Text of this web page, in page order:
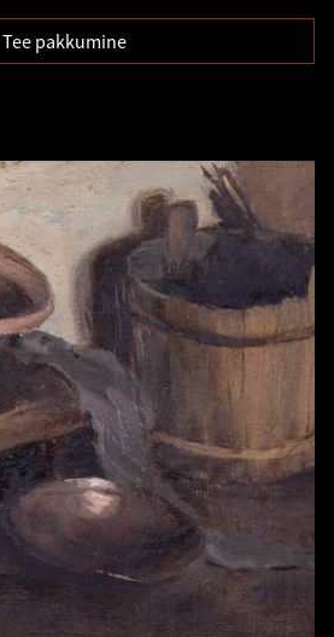
Tee pakkumine